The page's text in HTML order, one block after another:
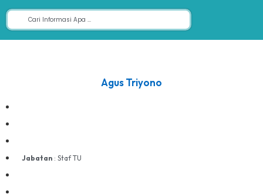
Agus Triyono
Jabatan : Staf TU